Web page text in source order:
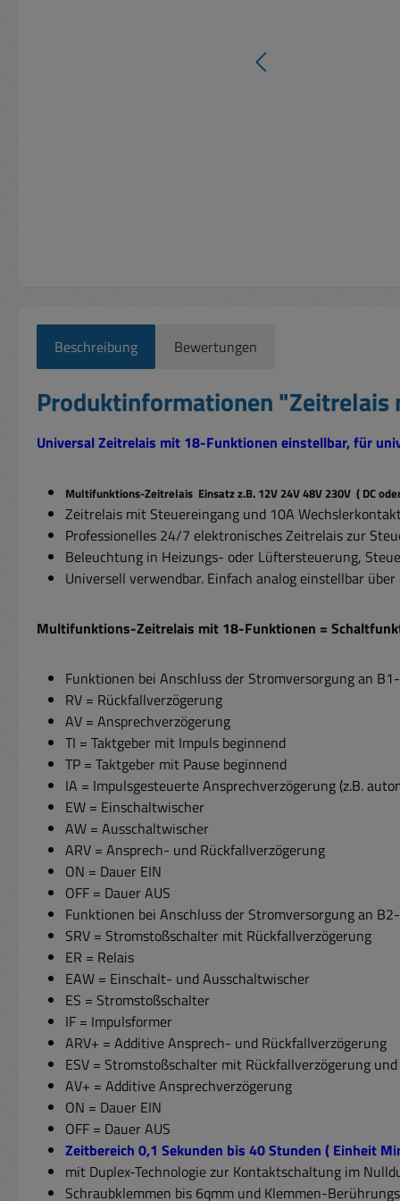
Beschreibung Bewertungen
Produktinformationen
Universal Zeitrelais mit 18-Funktionen einstellbar, für
Multifunktions-Zeitrelais Einsatz z.B. 12V 24V 48V 230V ( DC
Zeitrelais mit Steuereingang und 10A
Professionelles 24/7 elektronisches Zeitrelais zur
Beleuchtung in Heizungs- oder Lüftersteuerung,
Universell verwendbar. Einfach analog einstellbar
Multifunktions-Zeitrelais mit 18-Funktionen =
Funktionen bei Anschluss der Stromversorgung an
RV = Rückfallverzögerung
AV = Ansprechverzögerung
TI = Taktgeber mit Impuls beginnend
TP = Taktgeber mit Pause beginnend
IA = Impulsgesteuerte Ansprechverzögerung (z.B.
EW = Einschaltwischer
AW = Ausschaltwischer
ARV = Ansprech- und Rückfallverzögerung
ON = Dauer EIN
OFF = Dauer AUS
Funktionen bei Anschluss der Stromversorgung an
SRV = Stromstoßschalter mit Rückfallverzögerung
ER = Relais
EAW = Einschalt- und Ausschaltwischer
ES = Stromstoßschalter
IF = Impulsformer
ARV+ = Additive Ansprech- und Rückfallverzögerung
ESV = Stromstoßschalter mit Rückfallverzögerung
AV+ = Additive Ansprechverzögerung
ON = Dauer EIN
OFF = Dauer AUS
Zeitbereich 0,1 Sekunden bis 40 Stunden ( Einheit
mit Duplex-Technologie zur Kontaktschaltung im
Schraubklemmen bis 6qmm und Klemmen-